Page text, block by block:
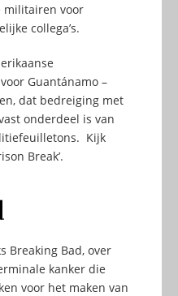
militairen voor
collega’s.
Guantánamo –
dat bedreiging met
onderdeel is van
Kijk
Break’.
Breaking Bad, over
kanker die
voor het maken van